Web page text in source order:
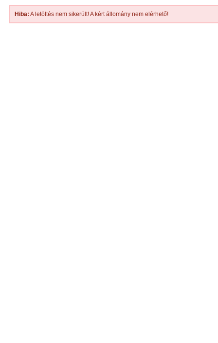
Hiba: A letöltés nem sikerült! A kért állomány nem elérhető!